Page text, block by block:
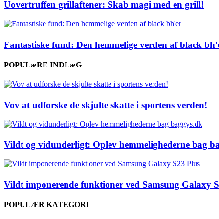
Uovertruffen grillaftener: Skab magi med en grill!
Fantastiske fund: Den hemmelige verden af black
POPULæRE INDLæG
Vov at udforske de skjulte skatte i sportens verden!
Vildt og vidunderligt: Oplev hemmelighederne bag
Vildt imponerende funktioner ved Samsung Galaxy
POPULÆR KATEGORI